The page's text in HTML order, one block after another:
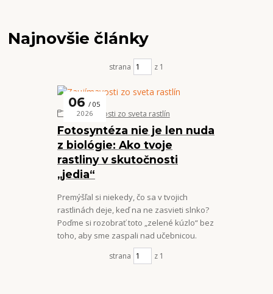
Najnovšie články
strana z 1
Fotosyntéza nie je len nuda
z biológie: Ako tvoje
rastliny v skutočnosti
„jedia“
06
05
2026
Zaujímavosti zo sveta rastlín
Premýšľal si niekedy, čo sa v tvojich
rastlinách deje, keď na ne zasvieti slnko?
Poďme si rozobrať toto „zelené kúzlo“ bez
toho, aby sme zaspali nad učebnicou.
strana z 1